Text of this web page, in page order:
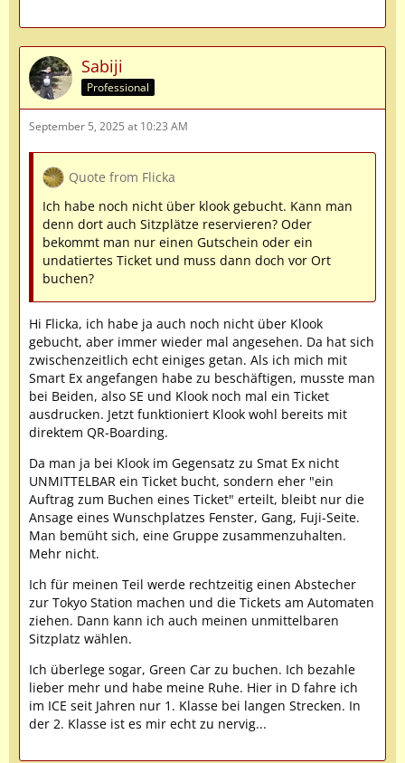
Sabiji
Professional
September 5, 2025 at 10:23 AM
Quote from Flicka
Ich habe noch nicht über klook gebucht. Kann man
denn dort auch Sitzplätze reservieren? Oder
bekommt man nur einen Gutschein oder ein
undatiertes Ticket und muss dann doch vor Ort
buchen?
Hi Flicka, ich habe ja auch noch nicht über Klook
gebucht, aber immer wieder mal angesehen. Da hat sich
zwischenzeitlich echt einiges getan. Als ich mich mit
Smart Ex angefangen habe zu beschäftigen, musste man
bei Beiden, also SE und Klook noch mal ein Ticket
ausdrucken. Jetzt funktioniert Klook wohl bereits mit
direktem QR-Boarding.
Da man ja bei Klook im Gegensatz zu Smat Ex nicht
UNMITTELBAR ein Ticket bucht, sondern eher "ein
Auftrag zum Buchen eines Ticket" erteilt, bleibt nur die
Ansage eines Wunschplatzes Fenster, Gang, Fuji-Seite.
Man bemüht sich, eine Gruppe zusammenzuhalten.
Mehr nicht.
Ich für meinen Teil werde rechtzeitig einen Abstecher
zur Tokyo Station machen und die Tickets am Automaten
ziehen. Dann kann ich auch meinen unmittelbaren
Sitzplatz wählen.
Ich überlege sogar, Green Car zu buchen. Ich bezahle
lieber mehr und habe meine Ruhe. Hier in D fahre ich
im ICE seit Jahren nur 1. Klasse bei langen Strecken. In
der 2. Klasse ist es mir echt zu nervig...